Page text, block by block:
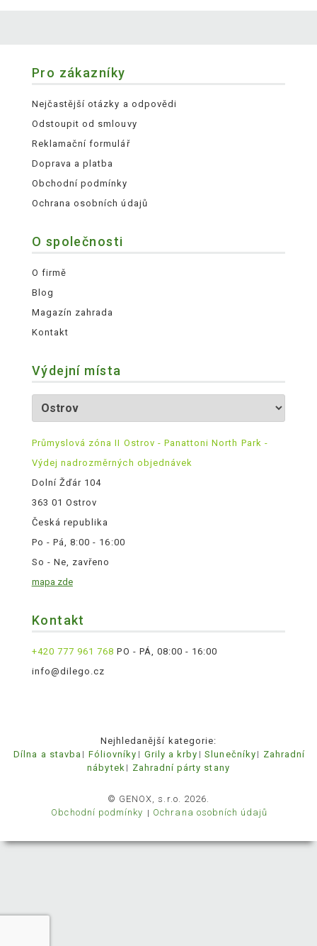
Pro zákazníky
Nejčastější otázky a odpovědi
Odstoupit od smlouvy
Reklamační formulář
Doprava a platba
Obchodní podmínky
Ochrana osobních údajů
O společnosti
O firmě
Blog
Magazín zahrada
Kontakt
Výdejní místa
Průmyslová zóna II Ostrov - Panattoni North Park -
Výdej nadrozměrných objednávek
Dolní Žďár 104
363 01 Ostrov
Česká republika
Po - Pá, 8:00 - 16:00
So - Ne, zavřeno
mapa zde
Kontakt
+420 777 961 768 PO - PÁ, 08:00 - 16:00
info@dilego.cz
Nejhledanější kategorie:
Dílna a stavba
Fóliovníky Grily a krby Slunečníky
Zahradní
nábytek
Zahradní párty stany
© GENOX, s.r.o. 2026.
Obchodní podmínky
Ochrana osobních údajů